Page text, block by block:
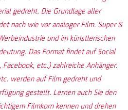
gedreht. Die Grundlage aller
nach wie vor analoger Film. Super 8
und im künstlerischen
Das Format findet auf Social
Facebook, etc.) zahlreiche Anhänger.
werden auf Film gedreht und
gestellt. Lernen auch Sie den
Filmkorn kennen und drehen